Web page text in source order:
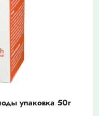
упаковка 50г